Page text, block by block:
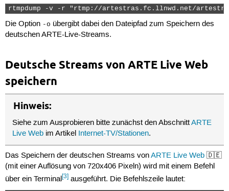
73
74
75
76
80
82
84
85
86
87
88
89
90
91
92
93
<dateVideo>Mon, 1 Feb 2010 00:00:00 +0100</
<numberOfViews>1574</numberOfViews>
<rating>0.0</rating>
</video>
−
<firstThumbnailUrl>
</firstThumbnailUrl>
<dateExpiration>Tue, 30 Oct
<dateVideo>Sat, 15 May 2010 18:15:00 +0200</
<numberOfViews>2459</numberOfViews>
<rating>
</video>
−
rtmpdump -v -r "rtmp://artestras.fc.llnwd.net/artestras/
Die Option -o übergibt dabei den Dateipfad zum Speichern des
deutschen ARTE-Live-Streams.
Deutsche Streams von ARTE Live Web
speichern
Hinweis:
Siehe zum Ausprobieren bitte zunächst den AbschnittARTE
Live Web im Artikel Internet-TV/Stationen.
Das Speichern der deutschen Streams vonARTE Live Web🇩🇪
(mit einer Auflösung von 720x406 Pixeln) wird mit einem Befehl
über ein Terminal[3]ausgeführt. Die Befehlszeile lautet: